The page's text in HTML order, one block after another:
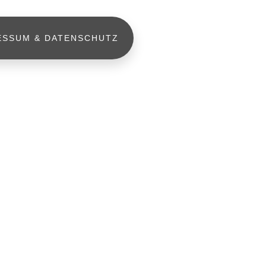
& DATENSCHUTZ